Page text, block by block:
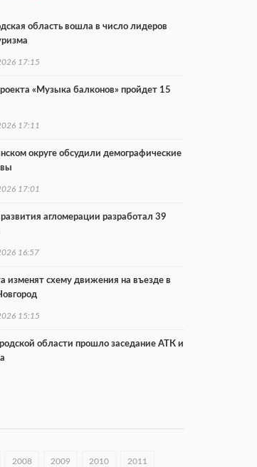
область вошла в число лидеров
17:15
«Музыка балконов» пройдет 15
17:11
округе обсудили демографические
17:01
агломерации разработал 39
16:57
изменят схему движения на въезде в
15:15
области прошло заседание АТК и
спустили на воду «Метеор-120Р»
14:01
области выбрали лучшего
2008 2009 2010 2011